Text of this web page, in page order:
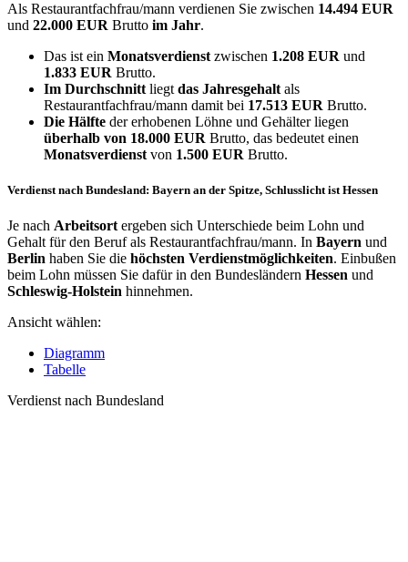
Als Restaurantfachfrau/mann verdienen Sie zwischen 14.494 EUR
und 22.000 EUR Brutto im Jahr.
Das ist ein Monatsverdienst zwischen 1.208 EUR und
1.833 EUR Brutto.
Im Durchschnitt liegt das Jahresgehalt als
Restaurantfachfrau/mann damit bei 17.513 EUR Brutto.
Die Hälfte der erhobenen Löhne und Gehälter liegen
überhalb von 18.000 EUR Brutto, das bedeutet einen
Monatsverdienst von 1.500 EUR Brutto.
Verdienst nach Bundesland: Bayern an der Spitze, Schlusslicht ist Hessen
Je nach Arbeitsort ergeben sich Unterschiede beim Lohn und
Gehalt für den Beruf als Restaurantfachfrau/mann. In Bayern und
Berlin haben Sie die höchsten Verdienstmöglichkeiten. Einbußen
beim Lohn müssen Sie dafür in den Bundesländern Hessen und
Schleswig-Holstein hinnehmen.
Ansicht wählen:
Diagramm
Tabelle
Verdienst nach Bundesland